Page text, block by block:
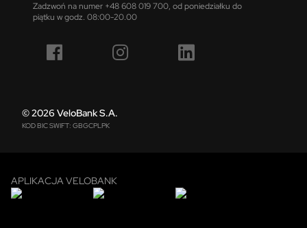
Zadzwoń na numer +48 608 019 700, od poniedziałku do
piątku w godz. 08:00-20.00
© 2026 VeloBank S.A.
KOD BIC SWIFT: GBGCPLPK
APLIKACJA VELOBANK